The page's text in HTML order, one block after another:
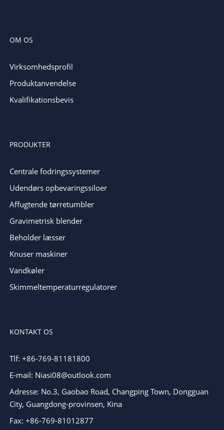
OM OS
Virksomhedsprofil
Produktanvendelse
Kvalifikationsbevis
PRODUKTER
Centrale fodringssystemer
Udendørs opbevaringssiloer
Affugtende tørretumbler
Gravimetrisk blender
Beholder læsser
Knuser maskiner
Vandkøler
Skimmeltemperaturregulatorer
KONTAKT OS
Tlf: +86-769-81181800
E-mail: Niasi08@outlook.com
Adresse: No.3, Gaobao Road, Changping Town, Dongguan
City, Guangdong-provinsen, Kina
Fax: +86-769-81012877